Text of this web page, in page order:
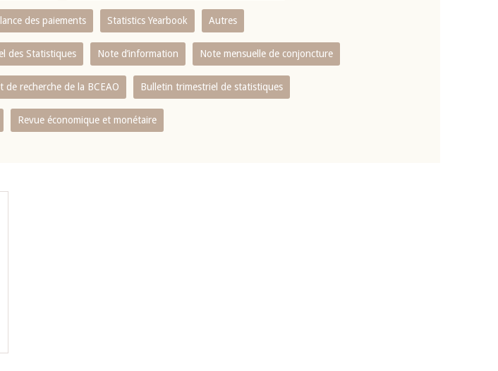
des paiements Statistics Yearbook Autres
des Statistiques Note d’information Note mensuelle de conjoncture
de recherche de la BCEAO Bulletin trimestriel de statistiques
Revue économique et monétaire